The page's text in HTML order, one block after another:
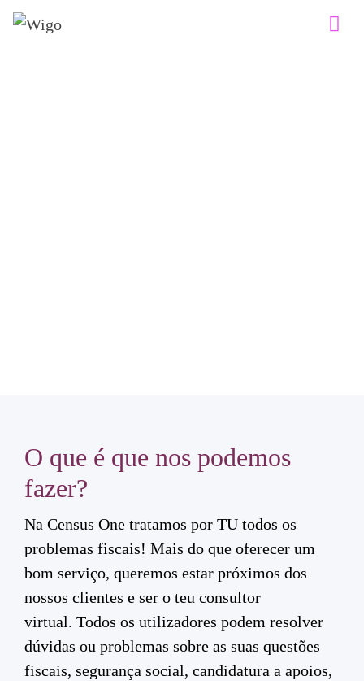
O que é que nos podemos
fazer?
Na Census One tratamos por TU todos os
problemas fiscais! Mais do que oferecer um
bom serviço, queremos estar próximos dos
nossos clientes e ser o teu consultor
virtual. Todos os utilizadores podem resolver
dúvidas ou problemas sobre as suas questões
fiscais, segurança social, candidatura a apoios,